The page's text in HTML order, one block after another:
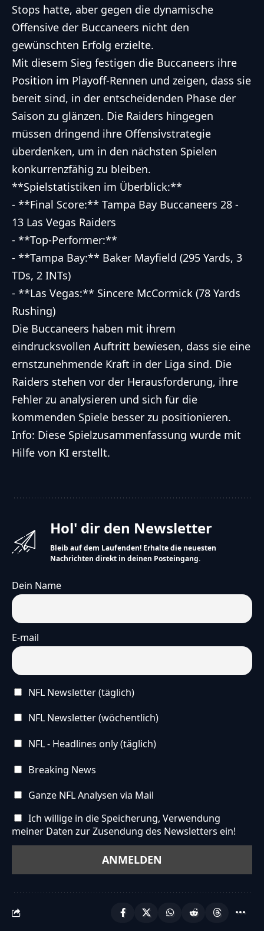
Stops hatte, aber gegen die dynamische
Offensive der Buccaneers nicht den
gewünschten Erfolg erzielte.
Mit diesem Sieg festigen die Buccaneers ihre
Position im Playoff-Rennen und zeigen, dass sie
bereit sind, in der entscheidenden Phase der
Saison zu glänzen. Die Raiders hingegen
müssen dringend ihre Offensivstrategie
überdenken, um in den nächsten Spielen
konkurrenzfähig zu bleiben.
**Spielstatistiken im Überblick:**
- **Final Score:** Tampa Bay Buccaneers 28 -
13 Las Vegas Raiders
- **Top-Performer:**
- **Tampa Bay:** Baker Mayfield (295 Yards, 3
TDs, 2 INTs)
- **Las Vegas:** Sincere McCormick (78 Yards
Rushing)
Die Buccaneers haben mit ihrem
eindrucksvollen Auftritt bewiesen, dass sie eine
ernstzunehmende Kraft in der Liga sind. Die
Raiders stehen vor der Herausforderung, ihre
Fehler zu analysieren und sich für die
kommenden Spiele besser zu positionieren.
Info: Diese Spielzusammenfassung wurde mit
Hilfe von KI erstellt.
Hol' dir den Newsletter
Bleib auf dem Laufenden! Erhalte die neuesten
Nachrichten direkt in deinen Posteingang.
Dein Name
E-mail
NFL Newsletter (täglich)
NFL Newsletter (wöchentlich)
NFL - Headlines only (täglich)
Breaking News
Ganze NFL Analysen via Mail
Ich willige in die Speicherung, Verwendung
meiner Daten zur Zusendung des Newsletters ein!